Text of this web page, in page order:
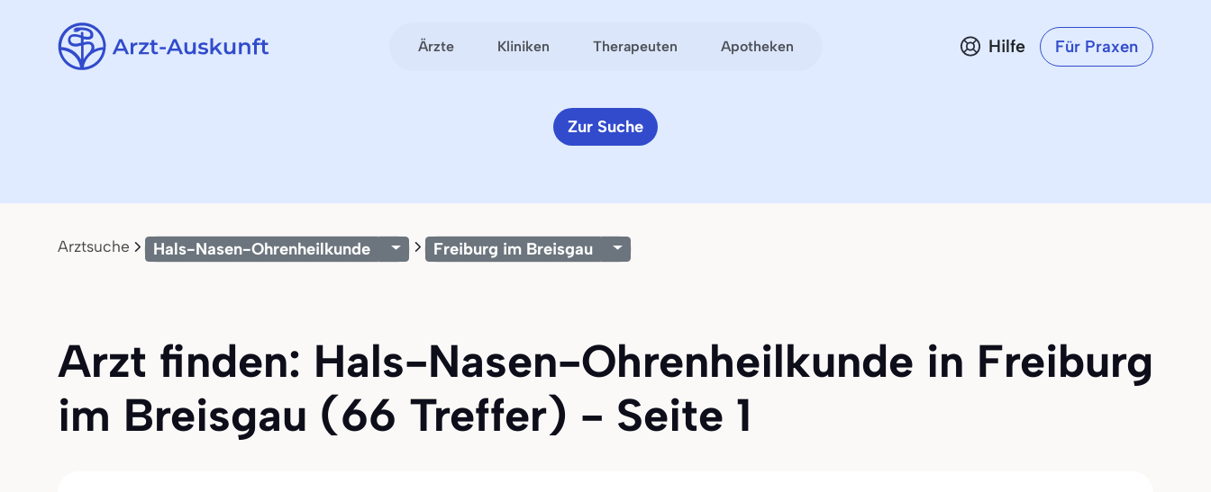
Ärzte Kliniken Therapeuten Apotheken Hilfe Für Praxen
Zur Suche
Arztsuche Hals-Nasen-Ohrenheilkunde Freiburg im Breisgau
Arzt finden: Hals-Nasen-Ohrenheilkunde in Freiburg
im Breisgau (66 Treffer) - Seite 1